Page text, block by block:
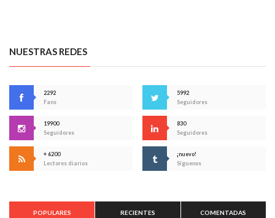
NUESTRAS REDES
2292
Fans
5992
Seguidores
19900
Seguidores
830
Seguidores
+ 6200
Lectores diarios
¡nuevo!
Síguenos
POPULARES RECIENTES COMENTADAS